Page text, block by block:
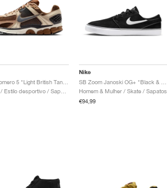
Nike
Homem & Mulher / Skate / Sapatos
€94,99